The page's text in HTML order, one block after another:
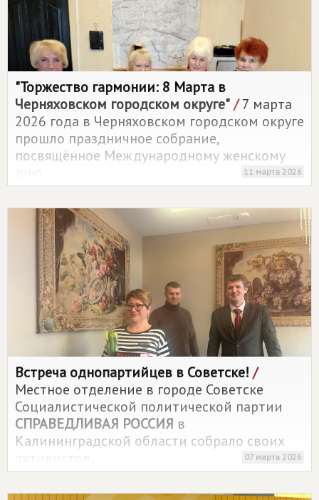
"Торжество гармонии: 8 Марта в
Черняховском городском округе"/7 марта
2026 года в Черняховском городском округе
прошло праздничное собрание,
посвящённое Международному женскому
11 марта 2026
Встреча однопартийцев в Советске! /
Местное отделение в городе Советске
Социалистической политической партии
СПРАВЕДЛИВАЯ РОССИЯ в
Калининградской области собрало своих
07 марта 2026